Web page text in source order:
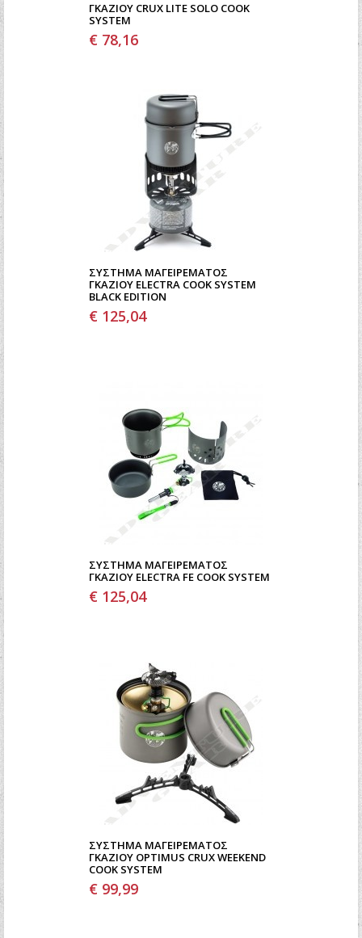
ΓΚΑΖΙΟΎ CRUX LITE SOLO COOK
SYSTEM
€ 78,16
ΣΎΣΤΗΜΑ ΜΑΓΕΙΡΈΜΑΤΟΣ
ΓΚΑΖΙΟΎ ELECTRA COOK SYSTEM
BLACK EDITION
€ 125,04
ΣΎΣΤΗΜΑ ΜΑΓΕΙΡΈΜΑΤΟΣ
ΓΚΑΖΙΟΎ ELECTRA FE COOK SYSTEM
€ 125,04
ΣΎΣΤΗΜΑ ΜΑΓΕΙΡΈΜΑΤΟΣ
ΓΚΑΖΙΟΎ OPTIMUS CRUX WEEKEND
COOK SYSTEM
€ 99,99